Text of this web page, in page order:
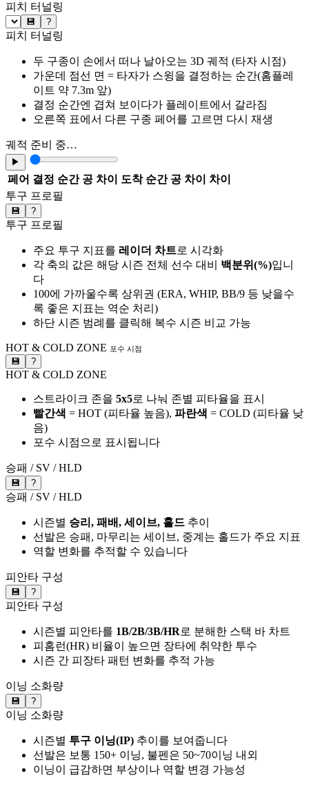
피치 터널링
💾 ?
피치 터널링
두 구종이 손에서 떠나 날아오는 3D 궤적 (타자 시점)
가운데 점선 면 = 타자가 스윙을 결정하는 순간(홈플레
이트 약 7.3m 앞)
결정 순간엔 겹쳐 보이다가 플레이트에서 갈라짐
오른쪽 표에서 다른 구종 페어를 고르면 다시 재생
궤적 준비 중…
▶
페어 결정 순간 공 차이 도착 순간 공 차이
차이
투구 프로필
💾 ?
투구 프로필
주요 투구 지표를 레이더 차트로 시각화
각 축의 값은 해당 시즌 전체 선수 대비 백분위(%)입니
다
100에 가까울수록 상위권 (ERA, WHIP, BB/9 등 낮을수
록 좋은 지표는 역순 처리)
하단 시즌 범례를 클릭해 복수 시즌 비교 가능
HOT & COLD ZONE 포수 시점
💾 ?
HOT & COLD ZONE
스트라이크 존을 5x5로 나눠 존별 피타율을 표시
빨간색 = HOT (피타율 높음), 파란색 = COLD (피타율 낮
음)
포수 시점으로 표시됩니다
승패 / SV / HLD
💾 ?
승패 / SV / HLD
시즌별 승리, 패배, 세이브, 홀드 추이
선발은 승패, 마무리는 세이브, 중계는 홀드가 주요 지표
역할 변화를 추적할 수 있습니다
피안타 구성
💾 ?
피안타 구성
시즌별 피안타를 1B/2B/3B/HR로 분해한 스택 바 차트
피홈런(HR) 비율이 높으면 장타에 취약한 투수
시즌 간 피장타 패턴 변화를 추적 가능
이닝 소화량
💾 ?
이닝 소화량
시즌별 투구 이닝(IP) 추이를 보여줍니다
선발은 보통 150+ 이닝, 불펜은 50~70이닝 내외
이닝이 급감하면 부상이나 역할 변경 가능성